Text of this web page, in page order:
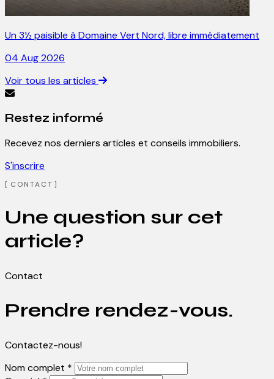
Un 3½ paisible à Domaine Vert Nord, libre immédiatement
04 Aug 2026
Voir tous les articles
Restez informé
Recevez nos derniers articles et conseils immobiliers.
S'inscrire
CONTACT
Une question sur cet
article?
Contact
Prendre rendez-vous.
Contactez-nous!
Nom complet *